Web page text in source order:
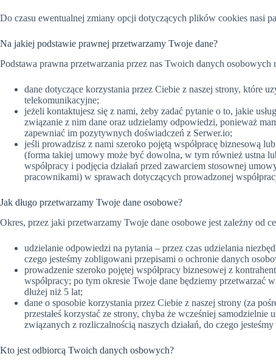
Do czasu ewentualnej zmiany opcji dotyczących plików cookies nasi
Na jakiej podstawie prawnej przetwarzamy Twoje dane?
Podstawa prawna przetwarzania przez nas Twoich danych
dane dotyczące korzystania przez Ciebie z naszej strony, które
telekomunikacyjne;
jeżeli kontaktujesz się z nami, żeby zadać pytanie o to, jakie
związanie z nim dane oraz udzielamy odpowiedzi, ponieważ
zapewniać im pozytywnych doświadczeń z Serwer.io;
jeśli prowadzisz z nami szeroko pojętą współpracę biznesową
(forma takiej umowy może być dowolna, w tym również ustna
współpracy i podjęcia działań przed zawarciem stosownej
pracownikami) w sprawach dotyczących prowadzonej
Jak długo przetwarzamy Twoje dane osobowe?
Okres, przez jaki przetwarzamy Twoje dane osobowe jest zależny od
udzielanie odpowiedzi na pytania – przez czas udzielania
czego jesteśmy zobligowani przepisami o ochronie danych
prowadzenie szeroko pojętej współpracy biznesowej z
współpracy; po tym okresie Twoje dane będziemy przetwarzać
dłużej niż 5 lat;
dane o sposobie korzystania przez Ciebie z naszej strony (za
przestałeś korzystać ze strony, chyba że wcześniej
związanych z rozliczalnością naszych działań, do czego
Kto jest odbiorcą Twoich danych osbowych?